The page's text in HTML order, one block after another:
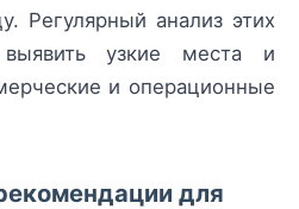
Регулярный анализ этих
узкие места и
и операционные
для